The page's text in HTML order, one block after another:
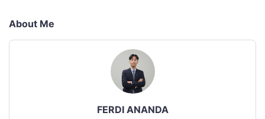
About Me
FERDI ANANDA